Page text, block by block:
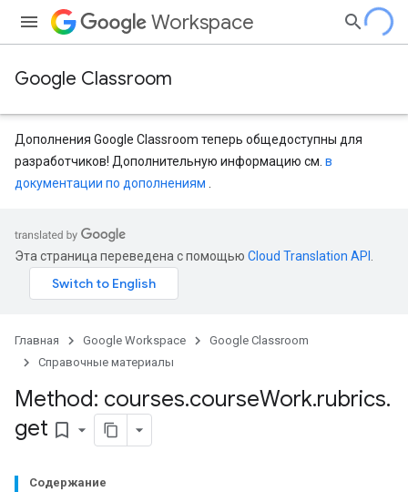
Workspace
Google Classroom
Дополнения Google Classroom теперь общедоступны для
разработчиков! Дополнительную информацию см. в
документации по дополнениям
Эта страница переведена с помощью Cloud Translation API
Главная Google Workspace
Google Classroom
Справочные материалы
Method: courses.courseWork.rubrics.
get bookmark_border
Содержание